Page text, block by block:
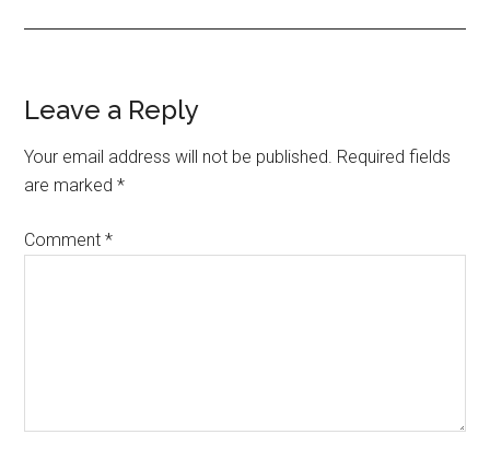
Leave a Reply
Your email address will not be published. Required fields
are marked*
Comment*